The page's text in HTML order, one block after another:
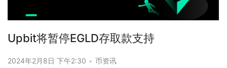
Upbit将暂停EGLD存取款支持
2024年2月8日 下午2:30 • 币资讯